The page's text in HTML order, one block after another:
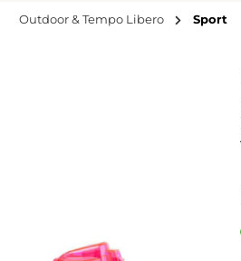
Outdoor & Tempo Libero Sport